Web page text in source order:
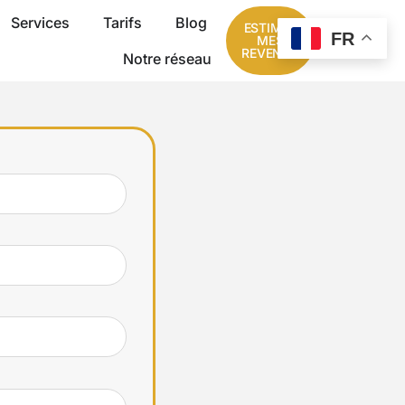
Services Tarifs
Blog
Notre réseau
ESTIMER
MES
REVENUS
FR